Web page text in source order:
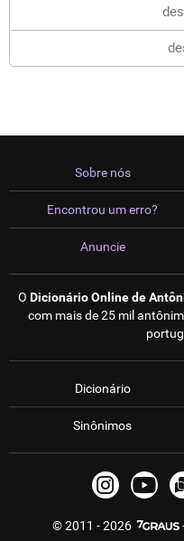
Sobre nós
Encontrou um erro?
Anuncie
O Dicionário Online de
com mais de 25 mil
Dicionário
Sinônimos
© 2011 - 2026